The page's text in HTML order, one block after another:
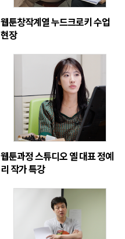
웹툰창작계열 누드크로키 수업
현장
웹툰과정 스튜디오 옐 대표 정예
리 작가 특강